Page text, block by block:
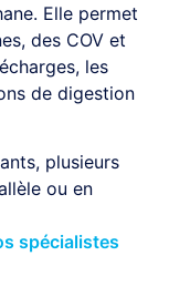
Elle permet
des COV et
les
de digestion
plusieurs
ou en
spécialistes